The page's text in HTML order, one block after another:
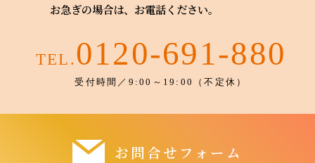
お急ぎの場合は、お電話ください。
TEL.0120-691-880
受付時間／9:00～19:00（不定休）
お問合せフォーム